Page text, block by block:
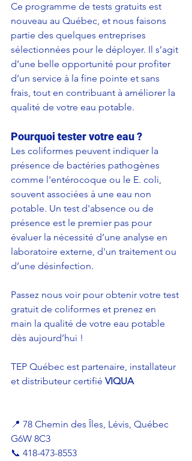
Ce programme de tests gratuits est
nouveau au Québec, et nous faisons
partie des quelques entreprises
sélectionnées pour le déployer. Il s’agit
d’une belle opportunité pour profiter
d’un service à la fine pointe et sans
frais, tout en contribuant à améliorer la
qualité de votre eau potable.
Pourquoi tester votre eau ?
Les coliformes peuvent indiquer la
présence de bactéries pathogènes
comme l'entérocoque ou le E. coli,
souvent associées à une eau non
potable. Un test d'absence ou de
présence est le premier pas pour
évaluer la nécessité d’une analyse en
laboratoire externe, d'un traitement ou
d’une désinfection.
Passez nous voir pour obtenir votre test
gratuit de coliformes et prenez en
main la qualité de votre eau potable
dès aujourd’hui !
TEP Québec est partenaire, installateur
et distributeur certifié VIQUA
📍 78 Chemin des Îles, Lévis, Québec
G6W 8C3
📞 418-473-8553